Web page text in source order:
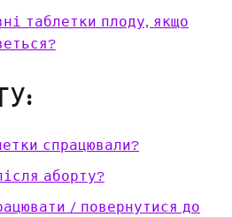
таблетки плоду, якщо
спрацювали?
аборту?
/ повернутися до